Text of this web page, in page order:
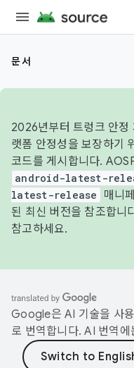
문서
2026년부터 트렁크 안정
랫폼 안정성을 보장하기
코드를 게시합니다.
android-latest-
latest-release
매니
된 최신 버전을 참조합니
참고하세요.
Google은 AI 기술을 사
로 번역합니다. AI 번역